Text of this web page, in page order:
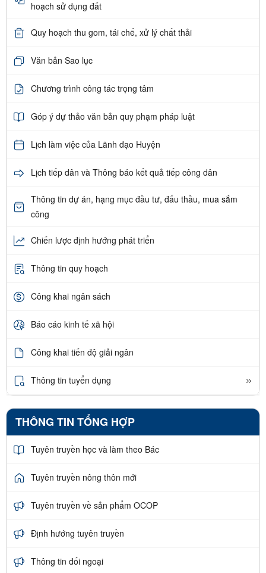
hoạch sử dụng đất
Quy hoạch thu gom, tái chế, xử lý chất thải
Văn bản Sao lục
Chương trình công tác trọng tâm
Góp ý dự thảo văn bản quy phạm pháp luật
Lịch làm việc của Lãnh đạo Huyện
Lịch tiếp dân và Thông báo kết quả tiếp công dân
Thông tin dự án, hạng mục đầu tư, đấu thầu, mua sắm
công
Chiến lược định hướng phát triển
Thông tin quy hoạch
Công khai ngân sách
Báo cáo kinh tế xã hội
Công khai tiến độ giải ngân
Thông tin tuyển dụng
THÔNG TIN TỔNG HỢP
Tuyên truyền học và làm theo Bác
Tuyên truyền nông thôn mới
Tuyên truyền về sản phẩm OCOP
Định hướng tuyên truyền
Thông tin đối ngoại